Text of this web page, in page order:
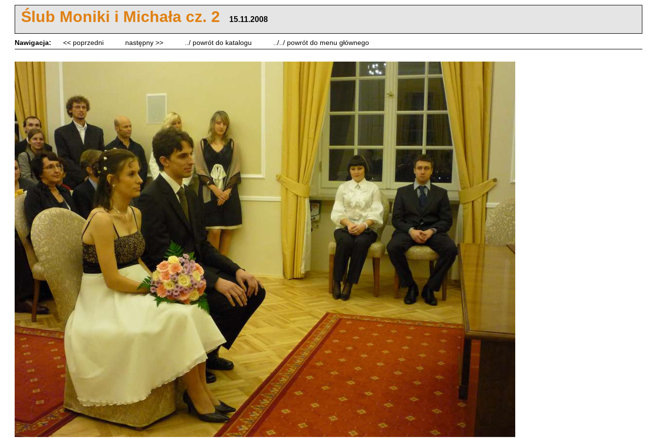
Ślub Moniki i Michała cz. 2 15.11.2008
Nawigacja: << poprzedni następny >> ../ powrót do katalogu ../../ powrót do menu głównego